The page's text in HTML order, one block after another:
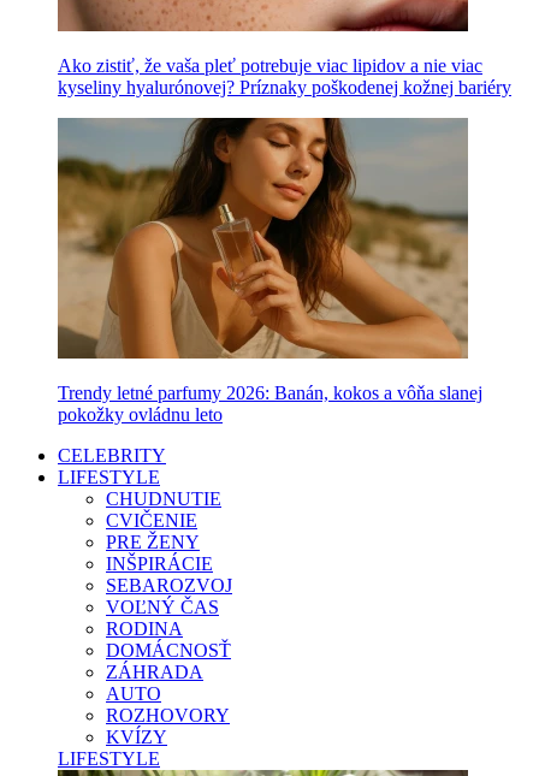
Ako zistiť, že vaša pleť potrebuje viac lipidov a nie viac
kyseliny hyalurónovej? Príznaky poškodenej kožnej bariéry
Trendy letné parfumy 2026: Banán, kokos a vôňa slanej
pokožky ovládnu leto
CELEBRITY
LIFESTYLE
CHUDNUTIE
CVIČENIE
PRE ŽENY
INŠPIRÁCIE
SEBAROZVOJ
VOĽNÝ ČAS
RODINA
DOMÁCNOSŤ
ZÁHRADA
AUTO
ROZHOVORY
KVÍZY
LIFESTYLE